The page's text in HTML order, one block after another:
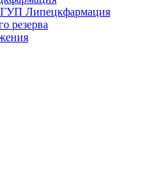
Липецкфармация
резерва